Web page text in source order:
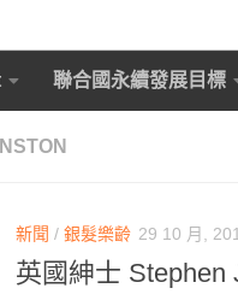
聯合國永續發展目標
新聞 / 銀髮樂齡 29 10 月,
英國紳士 Stephen